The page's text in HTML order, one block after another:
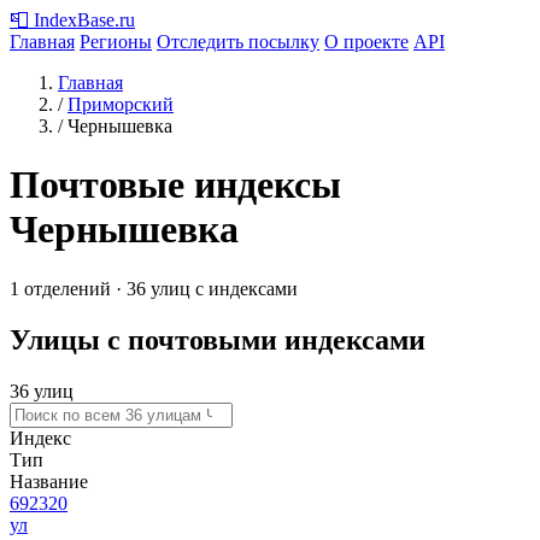
📮 IndexBase.ru
Главная Регионы Отследить посылку О проекте API
Главная
/ Приморский
/ Чернышевка
Почтовые индексы
Чернышевка
1 отделений · 36 улиц с индексами
Улицы с почтовыми индексами
36 улиц
Индекс
Тип
Название
692320
ул